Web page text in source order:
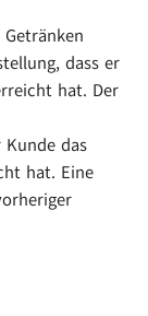
dass er
hat. Der
das
hat. Eine